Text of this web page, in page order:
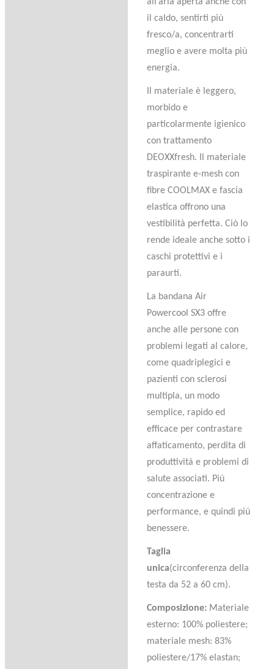
il caldo, sentirti più
fresco/a, concentrarti
meglio e avere molta più
energia.
Il materiale è leggero,
morbido e
particolarmente igienico
con trattamento
DEOXXfresh. Il materiale
traspirante e-mesh con
fibre COOLMAX e fascia
elastica offrono una
vestibilità perfetta. Ciò lo
rende ideale anche sotto i
caschi protettivi e i
paraurti.
La bandana Air
Powercool SX3 offre
anche alle persone con
problemi legati al calore,
come quadriplegici e
pazienti con sclerosi
multipla, un modo
semplice, rapido ed
efficace per contrastare
affaticamento, perdita di
produttivitá e problemi di
salute associati. Piú
concentrazione e
performance, e quindi piú
benessere.
Taglia
unica(circonferenza della
testa da 52 a 60 cm).
Composizione: Materiale
esterno: 100% poliestere;
materiale mesh: 83%
poliestere/17% elastan;